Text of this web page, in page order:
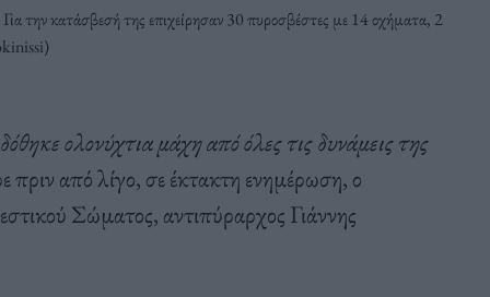
την κατάσβεσή της επιχείρησαν 30 πυροσβέστες με 14 οχήματα, 2
ολονύχτια μάχη από όλες τις δυνάμεις της
πριν από λίγο, σε έκτακτη ενημέρωση, ο
Σώματος, αντιπύραρχος Γιάννης